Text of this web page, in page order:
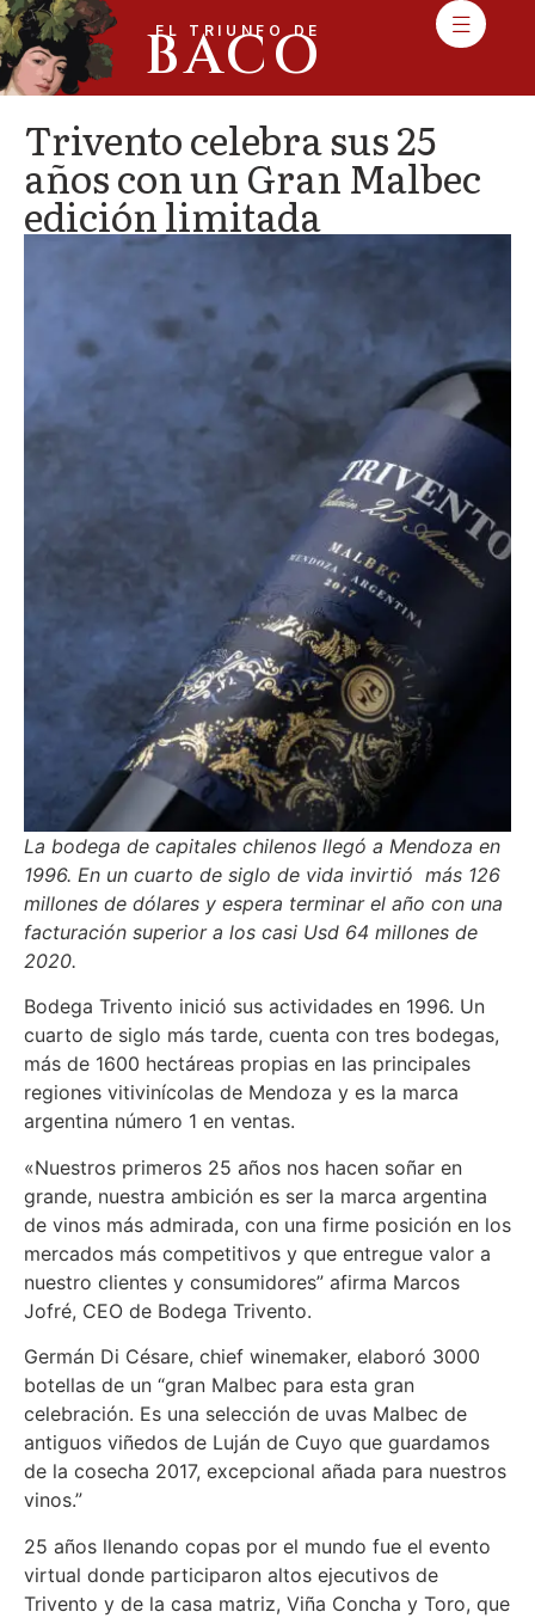
EL TRIUNFO DE
BACO
Trivento celebra sus 25
años con un Gran Malbec
edición limitada
La bodega de capitales chilenos llegó a Mendoza en
1996. En un cuarto de siglo de vida invirtió más 126
millones de dólares y espera terminar el año con una
facturación superior a los casi Usd 64 millones de
2020.
Bodega Trivento inició sus actividades en 1996. Un
cuarto de siglo más tarde, cuenta con tres bodegas,
más de 1600 hectáreas propias en las principales
regiones vitivinícolas de Mendoza y es la marca
argentina número 1 en ventas.
«Nuestros primeros 25 años nos hacen soñar en
grande, nuestra ambición es ser la marca argentina
de vinos más admirada, con una firme posición en los
mercados más competitivos y que entregue valor a
nuestro clientes y consumidores” afirma Marcos
Jofré, CEO de Bodega Trivento.
Germán Di Césare, chief winemaker, elaboró 3000
botellas de un “gran Malbec para esta gran
celebración. Es una selección de uvas Malbec de
antiguos viñedos de Luján de Cuyo que guardamos
de la cosecha 2017, excepcional añada para nuestros
vinos.”
25 años llenando copas por el mundo fue el evento
virtual donde participaron altos ejecutivos de
Trivento y de la casa matriz, Viña Concha y Toro, que